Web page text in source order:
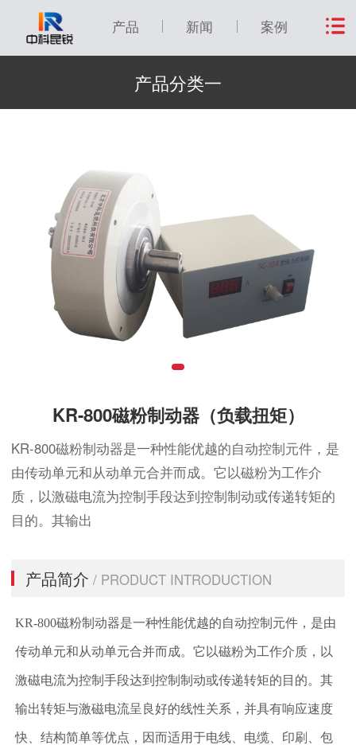
产品 新闻 案例
产品分类一
KR-800磁粉制动器（负载扭矩）
KR-800磁粉制动器是一种性能优越的自动控制元件，是
由传动单元和从动单元合并而成。它以磁粉为工作介
质，以激磁电流为控制手段达到控制制动或传递转矩的
目的。其输出
产品简介/ PRODUCT INTRODUCTION
KR-800磁粉制动器是一种性能优越的自动控制元件，是由
传动单元和从动单元合并而成。它以磁粉为工作介质，以
激磁电流为控制手段达到控制制动或传递转矩的目的。其
输出转矩与激磁电流呈良好的线性关系，并具有响应速度
快、结构简单等优点，因而适用于电线、电缆、印刷、包